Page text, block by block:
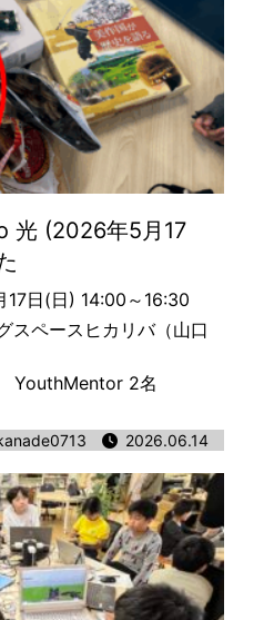
光 (2026年5月17
日(日) 14:00 ～ 16:30
スペースヒカリバ（山口
YouthMentor 2名
者
公開日時
2026.06.14